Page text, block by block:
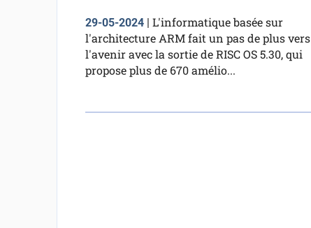
29-05-2024| L'informatique basée sur
l'architecture ARM fait un pas de plus vers
l'avenir avec la sortie de RISC OS 5.30, qui
propose plus de 670 amélio...